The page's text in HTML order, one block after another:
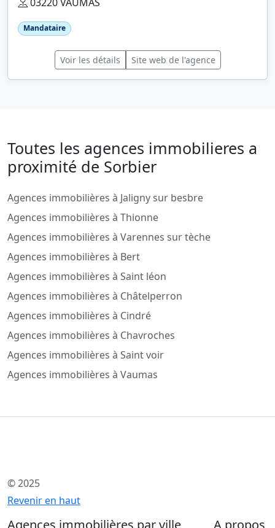
Mandataire
Voir les détails Site web de l'agence
Toutes les agences immobilieres a
proximité de Sorbier
Agences immobilières à Jaligny sur besbre
Agences immobilières à Thionne
Agences immobilières à Varennes sur tèche
Agences immobilières à Bert
Agences immobilières à Saint léon
Agences immobilières à Châtelperron
Agences immobilières à Cindré
Agences immobilières à Chavroches
Agences immobilières à Saint voir
Agences immobilières à Vaumas
© 2025
Revenir en haut
Agences immobilières par ville A propos